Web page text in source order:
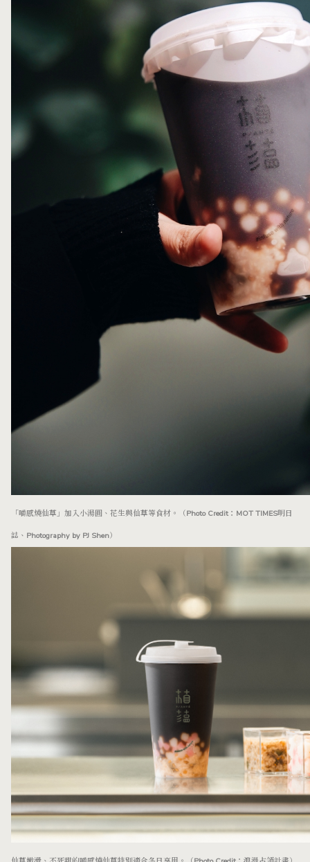
「嚼感燒仙草」加入小湯圓、花生與仙草等食材。（Photo Credit：MOT TIMES明日
誌、Photography by PJ Shen）